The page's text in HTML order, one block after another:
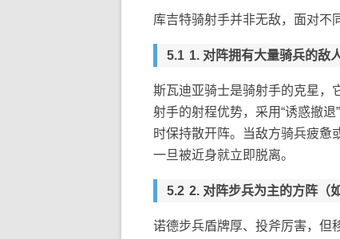
库吉特骑射手并非无敌，面对不
1. 对阵拥有大量骑兵的敌
斯瓦迪亚骑士是骑射手的克星，
射手的射程优势，采用“诱惑撤
时保持散开阵。当敌方骑兵疲惫
一旦被近身就立即脱离。
2. 对阵步兵为主的方阵（
诺德步兵盾牌厚、投斧厉害，但